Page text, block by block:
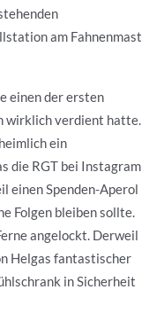
am Fahnenmast
einen der ersten
wirklich verdient hatte.
ein
die RGT bei Instagram
einen Spenden-Aperol
Folgen bleiben sollte.
angelockt. Derweil
Helgas fantastischer
in Sicherheit